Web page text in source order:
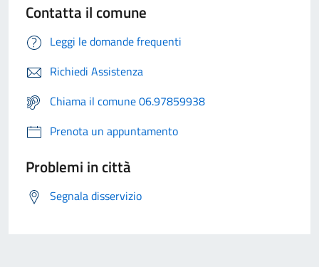
Contatta il comune
Leggi le domande frequenti
Richiedi Assistenza
Chiama il comune 06.97859938
Prenota un appuntamento
Problemi in città
Segnala disservizio